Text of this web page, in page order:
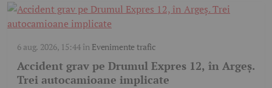
6 aug. 2026, 15:44în Evenimente trafic
Accident grav pe Drumul Expres 12, în Argeș.
Trei autocamioane implicate